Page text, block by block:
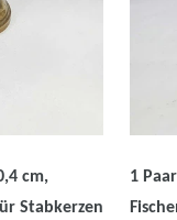
cm,
Stabkerzen
1